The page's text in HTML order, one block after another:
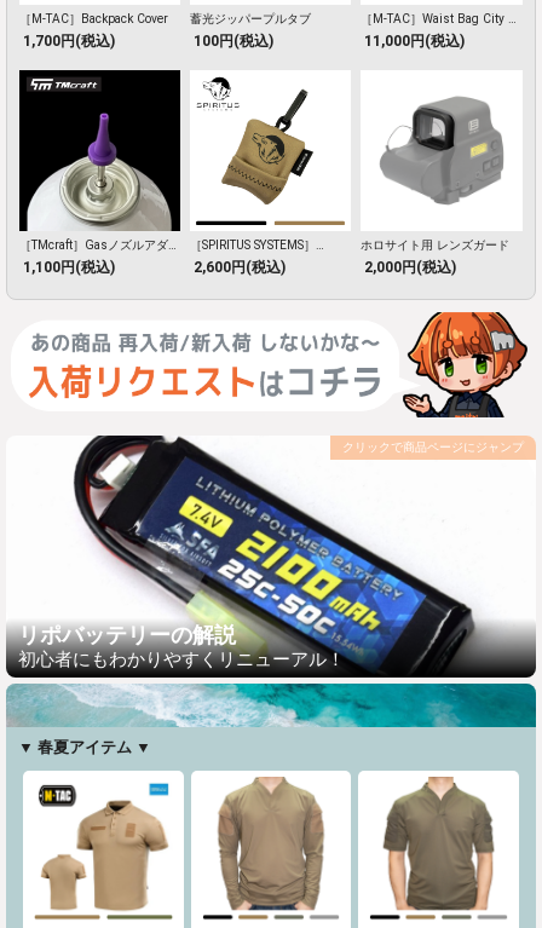
［M-TAC］Backpack Cover
1,700円(税込)
蓄光ジッパープルタブ
100円(税込)
［M-TAC］Waist Bag City X-
Pac Elite
11,000円(税込)
［TMcraft］Gasノズルアダプ
ター
1,100円(税込)
［SPIRITUS SYSTEMS］
Microfiber Lens Cloth
2,600円(税込)
ホロサイト用 レンズガード
2,000円(税込)
クリックで商品ページにジャンプ
リポバッテリーの解説
初心者にもわかりやすくリニューアル！
▼ 春夏アイテム ▼